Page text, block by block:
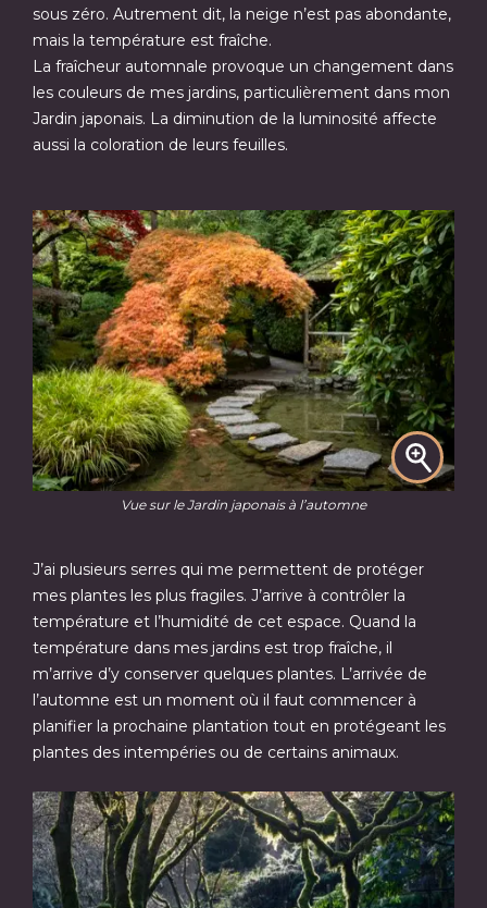
sous zéro. Autrement dit, la neige n’est pas abondante,
mais la température est fraîche.
La fraîcheur automnale provoque un changement dans
les couleurs de mes jardins, particulièrement dans mon
Jardin japonais. La diminution de la luminosité affecte
aussi la coloration de leurs feuilles.
Vue sur le Jardin japonais à l’automne
J’ai plusieurs serres qui me permettent de protéger
mes plantes les plus fragiles. J’arrive à contrôler la
température et l’humidité de cet espace. Quand la
température dans mes jardins est trop fraîche, il
m’arrive d’y conserver quelques plantes. L’arrivée de
l’automne est un moment où il faut commencer à
planifier la prochaine plantation tout en protégeant les
plantes des intempéries ou de certains animaux.